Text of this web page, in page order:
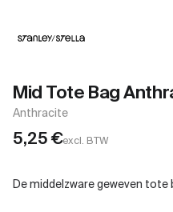
Mid Tote Bag
Anthracite
5,25€excl. BTW